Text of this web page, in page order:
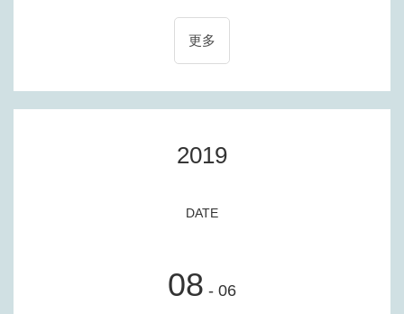
是原始的，完整的和真實的。如果您對我們的產品感興趣或需
息。分公司名稱：SOL HSINYI PRIVATE LIMITED網站：
http：//www.solhsinyi.com/電子郵件：sales@solhsinyi.com
更多
2019
DATE
08 - 06